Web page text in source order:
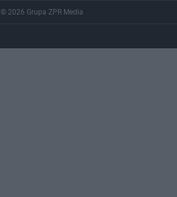
© 2026 Grupa ZPR Media